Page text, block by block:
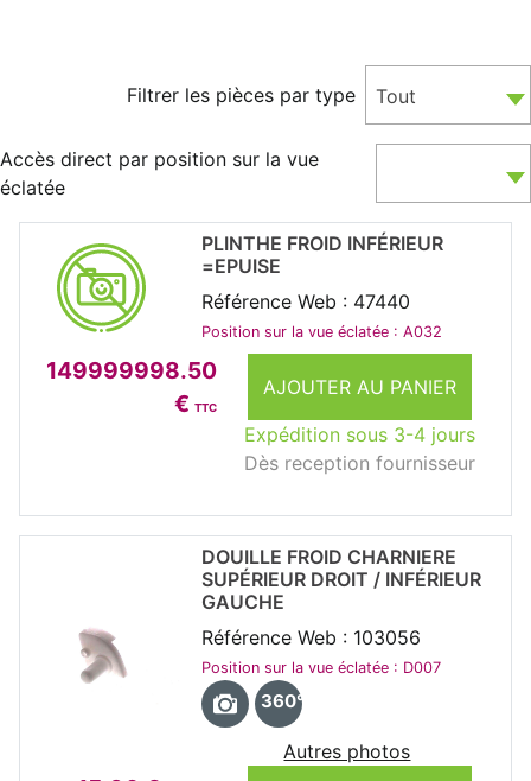
Filtrer les pièces par type Tout
Accès direct par position sur la vue
éclatée
149999998.50
€ TTC
AJOUTER AU PANIER
Expédition sous 3-4 jours
Dès reception fournisseur
PLINTHE FROID INFÉRIEUR
=EPUISE
Référence Web : 47440
Position sur la vue éclatée : A032
DOUILLE FROID CHARNIERE
SUPÉRIEUR DROIT / INFÉRIEUR
GAUCHE
Référence Web : 103056
Position sur la vue éclatée : D007
360°
Autres photos